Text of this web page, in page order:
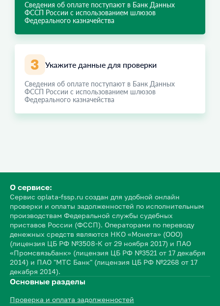
Сведения об оплате поступают в Банк Данных
ФССП России с использованием шлюзов
Федерального казначейства
Укажите данные для проверки
Сведения об оплате поступают в Банк Данных
ФССП России с использованием шлюзов
Федерального казначейства
О сервисе:
Сервис oplata-fssp.ru создан для удобной онлайн
проверки и оплаты задолженностей по исполнительным
производствам Федеральной службы судебных
приставов России (ФССП). Операторами по переводу
денежных средств являются НКО «Монета» (ООО)
(лицензия ЦБ РФ №3508-К от 29 ноября 2017) и ПАО
«Промсвязьбанк» (лицензия ЦБ РФ №3521 от 17 декабря
2014) и ПАО "МТС Банк" (лицензия ЦБ РФ №2268 от 17
декабря 2014).
Основные разделы
Проверка и оплата задолженностей